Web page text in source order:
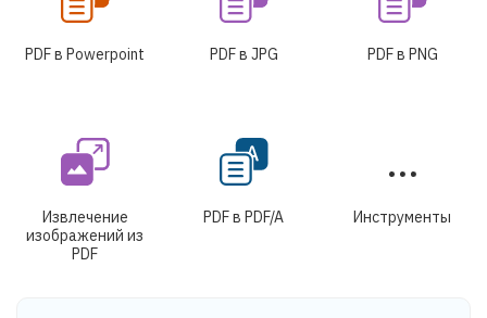
PDF в Powerpoint PDF в JPG PDF в PNG
Извлечение
изображений из
PDF
PDF в PDF/A Инструменты